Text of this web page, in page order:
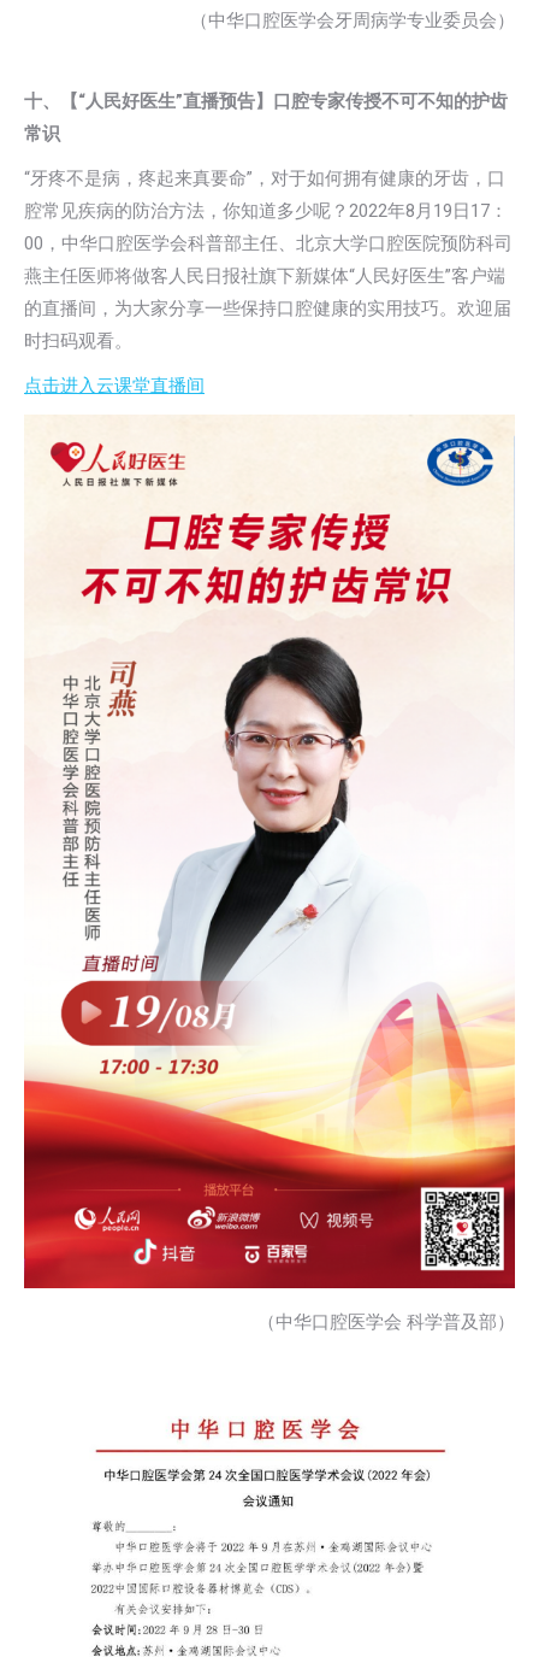
（中华口腔医学会牙周病学专业委员会）
十、【“人民好医生”直播预告】口腔专家传授不可不知的护齿
常识
“牙疼不是病，疼起来真要命”，对于如何拥有健康的牙齿，口
腔常见疾病的防治方法，你知道多少呢？2022年8月19日17：
00，中华口腔医学会科普部主任、北京大学口腔医院预防科司
燕主任医师将做客人民日报社旗下新媒体“人民好医生”客户端
的直播间，为大家分享一些保持口腔健康的实用技巧。欢迎届
时扫码观看。
点击进入云课堂直播间
（中华口腔医学会 科学普及部）